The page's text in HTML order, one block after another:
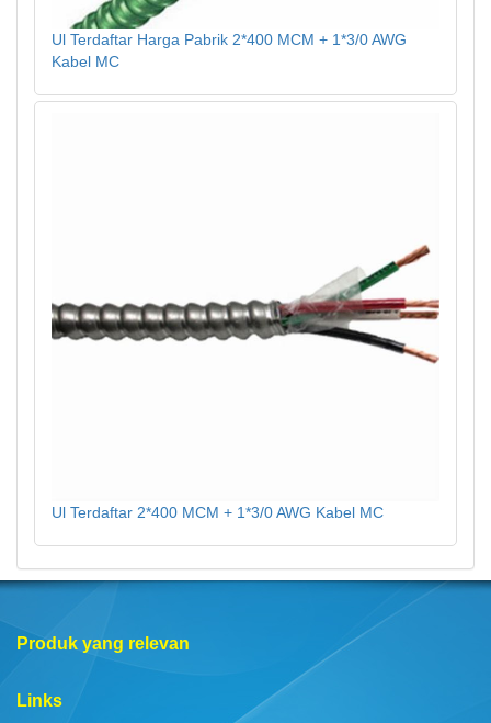
Ul Terdaftar Harga Pabrik 2*400 MCM + 1*3/0 AWG
Kabel MC
Ul Terdaftar 2*400 MCM + 1*3/0 AWG Kabel MC
Produk yang relevan
Links